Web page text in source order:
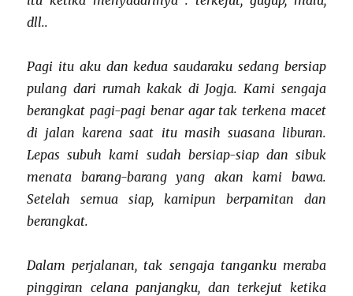
dll..
Pagi itu aku dan kedua saudaraku sedang bersiap
pulang dari rumah kakak di Jogja. Kami sengaja
berangkat pagi-pagi benar agar tak terkena macet
di jalan karena saat itu masih suasana liburan.
Lepas subuh kami sudah bersiap-siap dan sibuk
menata barang-barang yang akan kami bawa.
Setelah semua siap, kamipun berpamitan dan
berangkat.
Dalam perjalanan, tak sengaja tanganku meraba
pinggiran celana panjangku, dan terkejut ketika